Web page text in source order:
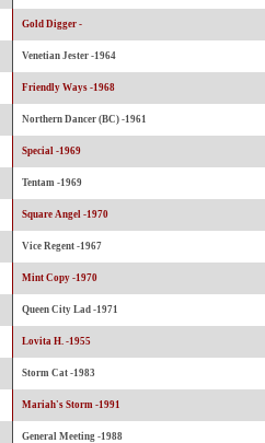
Gold Digger -
Venetian Jester -1964
Friendly Ways -1968
Northern Dancer (BC) -1961
Special -1969
Tentam -1969
Square Angel -1970
Vice Regent -1967
Mint Copy -1970
Queen City Lad -1971
Lovita H. -1955
Storm Cat -1983
Mariah's Storm -1991
General Meeting -1988